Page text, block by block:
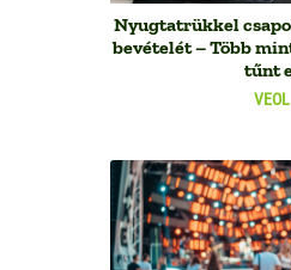
VEOL
Nyugtatrükkel
bevételét – Több
tűnt